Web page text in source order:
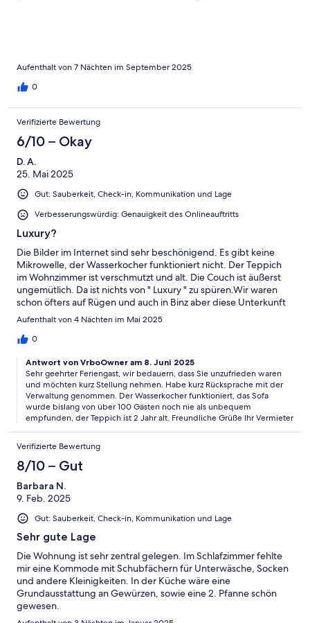
nur noch mehr als schlecht ab, Aber im Großen und Ganzen
kann man diese Ferienwohnung vollauf weiter empfehlen. Wir
haben den Aufenthalt in der Ferienwohnung und insgesamt
den in Binz sehr genossen.
Aufenthalt von 7 Nächten im September 2025
0
Verifizierte Bewertung
6/10 – Okay
D. A.
25. Mai 2025
Gut: Sauberkeit, Check-in, Kommunikation und Lage
Verbesserungswürdig: Genauigkeit des Onlineauftritts
Luxury?
Die Bilder im Internet sind sehr beschönigend. Es gibt keine
Mikrowelle, der Wasserkocher funktioniert nicht. Der Teppich
im Wohnzimmer ist verschmutzt und alt. Die Couch ist äußerst
ungemütlich. Da ist nichts von " Luxury " zu spüren.Wir waren
schon öfters auf Rügen und auch in Binz aber diese Unterkunft
wird es auf keinen Fall nochmals werden
Aufenthalt von 4 Nächten im Mai 2025
0
Antwort von VrboOwner am 8. Juni 2025
Sehr geehrter Feriengast, wir bedauern, dass Sie unzufrieden waren
und möchten kurz Stellung nehmen. Habe kurz Rücksprache mit der
Verwaltung genommen. Der Wasserkocher funktioniert, das Sofa
wurde bislang von über 100 Gästen noch nie als unbequem
empfunden, der Teppich ist 2 Jahr alt. Freundliche Grüße Ihr Vermieter
Verifizierte Bewertung
8/10 – Gut
Barbara N.
9. Feb. 2025
Gut: Sauberkeit, Check-in, Kommunikation und Lage
Sehr gute Lage
Die Wohnung ist sehr zentral gelegen. Im Schlafzimmer fehlte
mir eine Kommode mit Schubfächern für Unterwäsche, Socken
und andere Kleinigkeiten. In der Küche wäre eine
Grundausstattung an Gewürzen, sowie eine 2. Pfanne schön
gewesen.